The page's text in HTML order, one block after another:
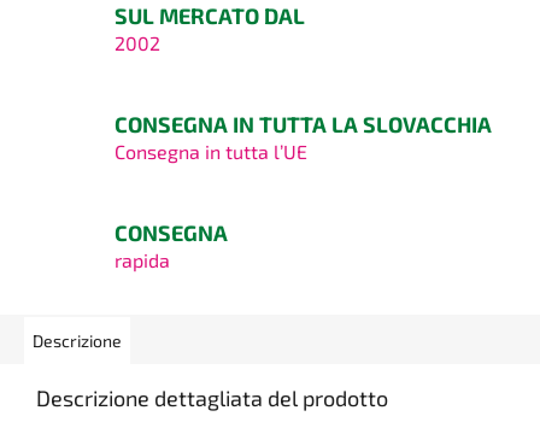
SUL MERCATO DAL
2002
CONSEGNA IN TUTTA LA SLOVACCHIA
Consegna in tutta l’UE
CONSEGNA
rapida
Descrizione
Descrizione dettagliata del prodotto